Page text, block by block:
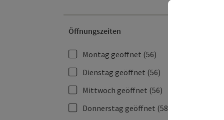
Öffnungszeiten
Montag geöffnet (56)
Dienstag geöffnet (56)
Mittwoch geöffnet (56)
Donnerstag geöffnet (58)